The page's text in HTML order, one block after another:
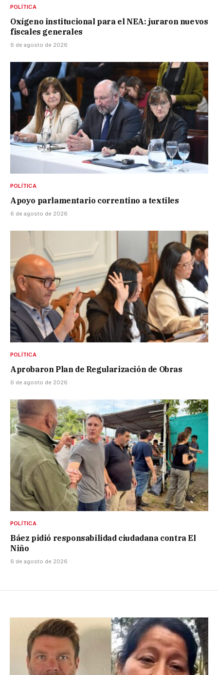
POLÍTICA
Oxígeno institucional para el NEA: juraron nuevos
fiscales generales
6 de agosto de 2026
POLÍTICA
Apoyo parlamentario correntino a textiles
6 de agosto de 2026
POLÍTICA
Aprobaron Plan de Regularización de Obras
6 de agosto de 2026
POLÍTICA
Báez pidió responsabilidad ciudadana contra El
Niño
6 de agosto de 2026